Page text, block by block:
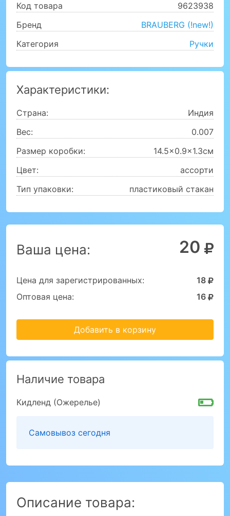
Код товара
9623938
Бренд
BRAUBERG (!new!)
Категория
Ручки
Характеристики:
Страна:
Индия
Вес:
0.007
Размер коробки:
14.5x0.9x1.3см
Цвет:
ассорти
Тип упаковки:
пластиковый стакан
Ваша цена: 20
Цена для зарегистрированных:
18
Оптовая цена:
16
Добавить в корзину
Наличие товара
Кидленд (Ожерелье)
Самовывоз сегодня
Описание товара: